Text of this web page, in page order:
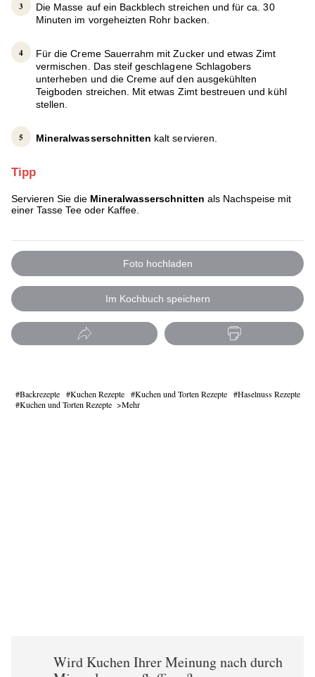
Die Masse auf ein Backblech streichen und für ca. 30
Minuten im vorgeheizten Rohr backen.
Für die Creme Sauerrahm mit Zucker und etwas Zimt
vermischen. Das steif geschlagene Schlagobers
unterheben und die Creme auf den ausgekühlten
Teigboden streichen. Mit etwas Zimt bestreuen und kühl
stellen.
Mineralwasserschnitten kalt servieren.
Tipp
Servieren Sie die Mineralwasserschnitten als Nachspeise mit
einer Tasse Tee oder Kaffee.
Foto hochladen
Im Kochbuch speichern
Backrezepte Kuchen Rezepte Kuchen und Torten Rezepte
Haselnuss Rezepte
Kuchen und Torten Rezepte
Mehr
Wird Kuchen Ihrer Meinung nach durch